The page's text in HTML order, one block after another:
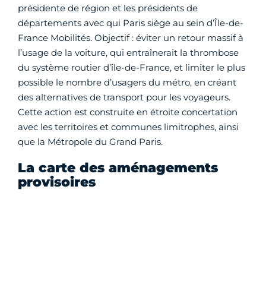
présidente de région et les présidents de
départements avec qui Paris siège au sein d’Île-de-
France Mobilités. Objectif : éviter un retour massif à
l’usage de la voiture, qui entraînerait la thrombose
du système routier d’île-de-France, et limiter le plus
possible le nombre d’usagers du métro, en créant
des alternatives de transport pour les voyageurs.
Cette action est construite en étroite concertation
avec les territoires et communes limitrophes, ainsi
que la Métropole du Grand Paris.
La carte des aménagements
provisoires